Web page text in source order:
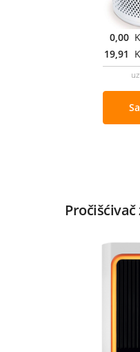
0,00
19,91
Pročišćivač